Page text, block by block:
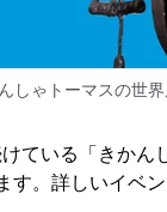
しゃトーマスの世
ている「きか
。詳しいイベ